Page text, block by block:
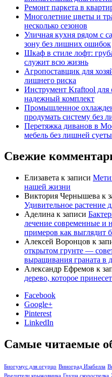
Ремонт паркета в
Многолетние цветы и
несколько сезонов
Уличная кухня рядом с
зону без лишних ошибок
Шкаф в стиле лофт:
служит всю жизнь
Агропоставщик для
лишнего риска
Инструмент Kraftool для
надежный комплект
Промышленное
продумать систему без
Перетяжка диванов в
мебель без лишней суеты
Свежие
Елизавета к записи
нашей жизни
Виктория Чернышева к
Удивительное растение
Аделина к записи
лечение современные и
примеров как выглядит
Алексей Воронцов к
открытом грунте —
выращивания граната в
Александр Ефремов к
дерево, которое
Facebook
Google+
Pinterest
LinkedIn
Самые читаемые
Биогумус для огурцо Виноград Изабелла
Вредители крыжовника Груша скороспелка